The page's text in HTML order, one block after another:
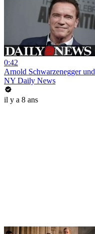
0:42
Arnold Schwarzenegger
NY Daily News
il y a 8 ans